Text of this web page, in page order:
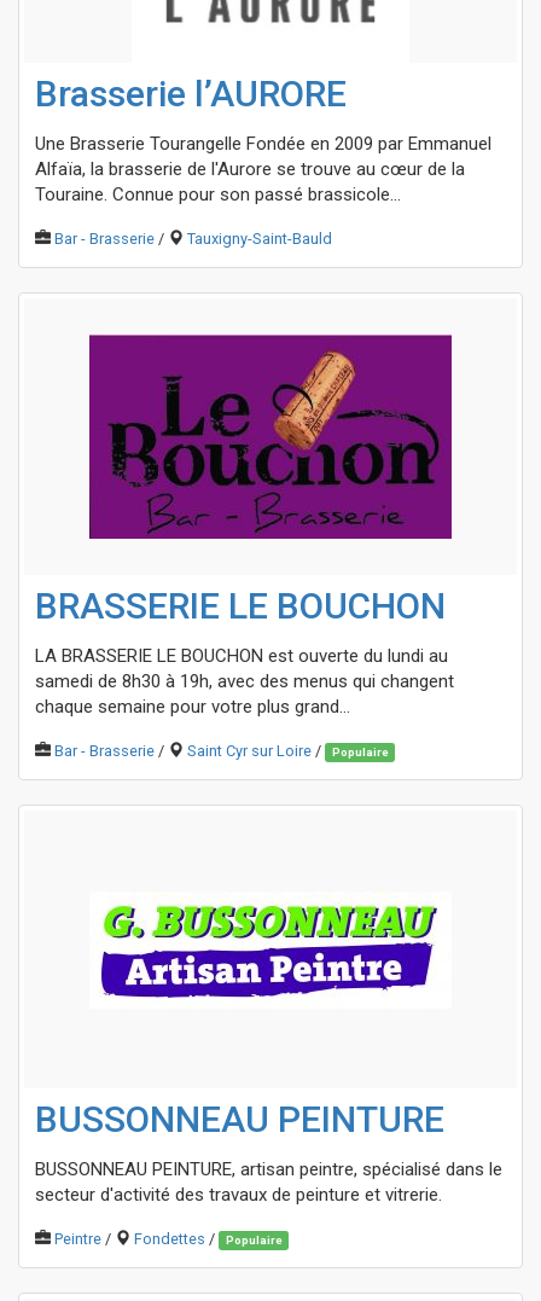
Brasserie l’AURORE
Une Brasserie Tourangelle Fondée en 2009 par Emmanuel
Alfaïa, la brasserie de l'Aurore se trouve au cœur de la
Touraine. Connue pour son passé brassicole...
Bar - Brasserie / Tauxigny-Saint-Bauld
BRASSERIE LE BOUCHON
LA BRASSERIE LE BOUCHON est ouverte du lundi au
samedi de 8h30 à 19h, avec des menus qui changent
chaque semaine pour votre plus grand...
Bar - Brasserie / Saint Cyr sur Loire / Populaire
BUSSONNEAU PEINTURE
BUSSONNEAU PEINTURE, artisan peintre, spécialisé dans le
secteur d'activité des travaux de peinture et vitrerie.
Peintre / Fondettes / Populaire